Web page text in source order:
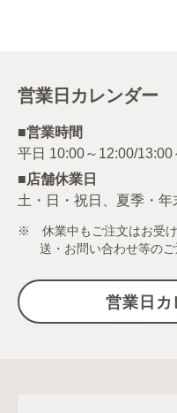
営業日カレンダー
■営業時間
■店舗休業日
土・日・祝日、夏季・年
※ 休業中もご注文はお受け
送・お問い合わせ等の
営業日カ